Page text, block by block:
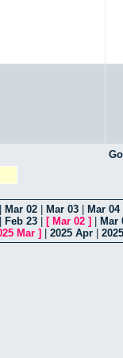
Mar 02 Mar 03 Mar 04
Feb 23 [ Mar 02 ]
Mar
Mar ] 2025 Apr